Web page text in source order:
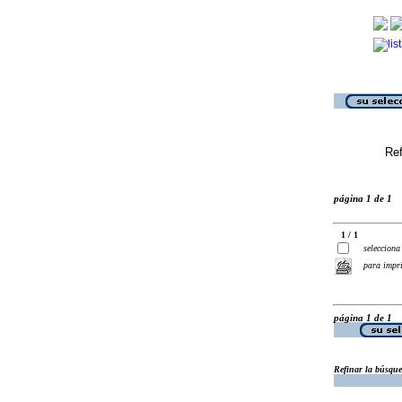
página 1 de 1
1 / 1
selecciona
para
página 1 de 1
Refinar la